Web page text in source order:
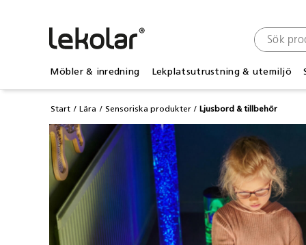
Möbler & inredning Lekplatsutrustning & utemiljö
Start Lära Sensoriska produkter Ljusbord & tillbehör